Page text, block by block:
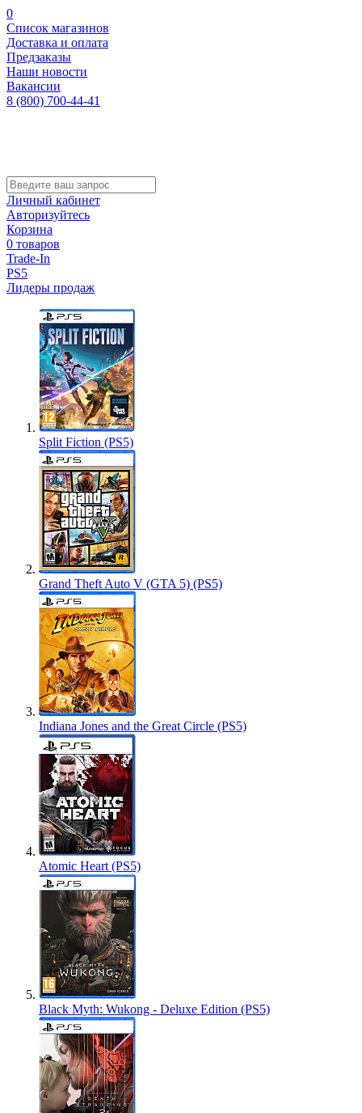
0
Список магазинов
Доставка и оплата
Предзаказы
Наши новости
Вакансии
8 (800) 700-44-41
Личный кабинет
Авторизуйтесь
Корзина
0 товаров
Trade-In
PS5
Лидеры продаж
Split Fiction (PS5)
Grand Theft Auto V (GTA 5) (PS5)
Indiana Jones and the Great Circle (PS5)
Atomic Heart (PS5)
Black Myth: Wukong - Deluxe Edition (PS5)